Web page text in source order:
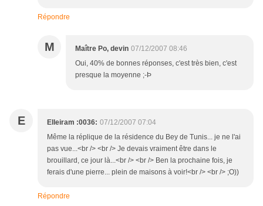
Répondre
M Maître Po, devin 07/12/2007 08:46
Oui, 40% de bonnes réponses, c'est très bien, c'est
presque la moyenne ;-Þ
E Elleiram :0036: 07/12/2007 07:04
Même la réplique de la résidence du Bey de Tunis... je ne l'ai
pas vue...<br /> <br /> Je devais vraiment être dans le
brouillard, ce jour là...<br /> <br /> Ben la prochaine fois, je
ferais d'une pierre... plein de maisons à voir!<br /> <br /> ;O))
Répondre